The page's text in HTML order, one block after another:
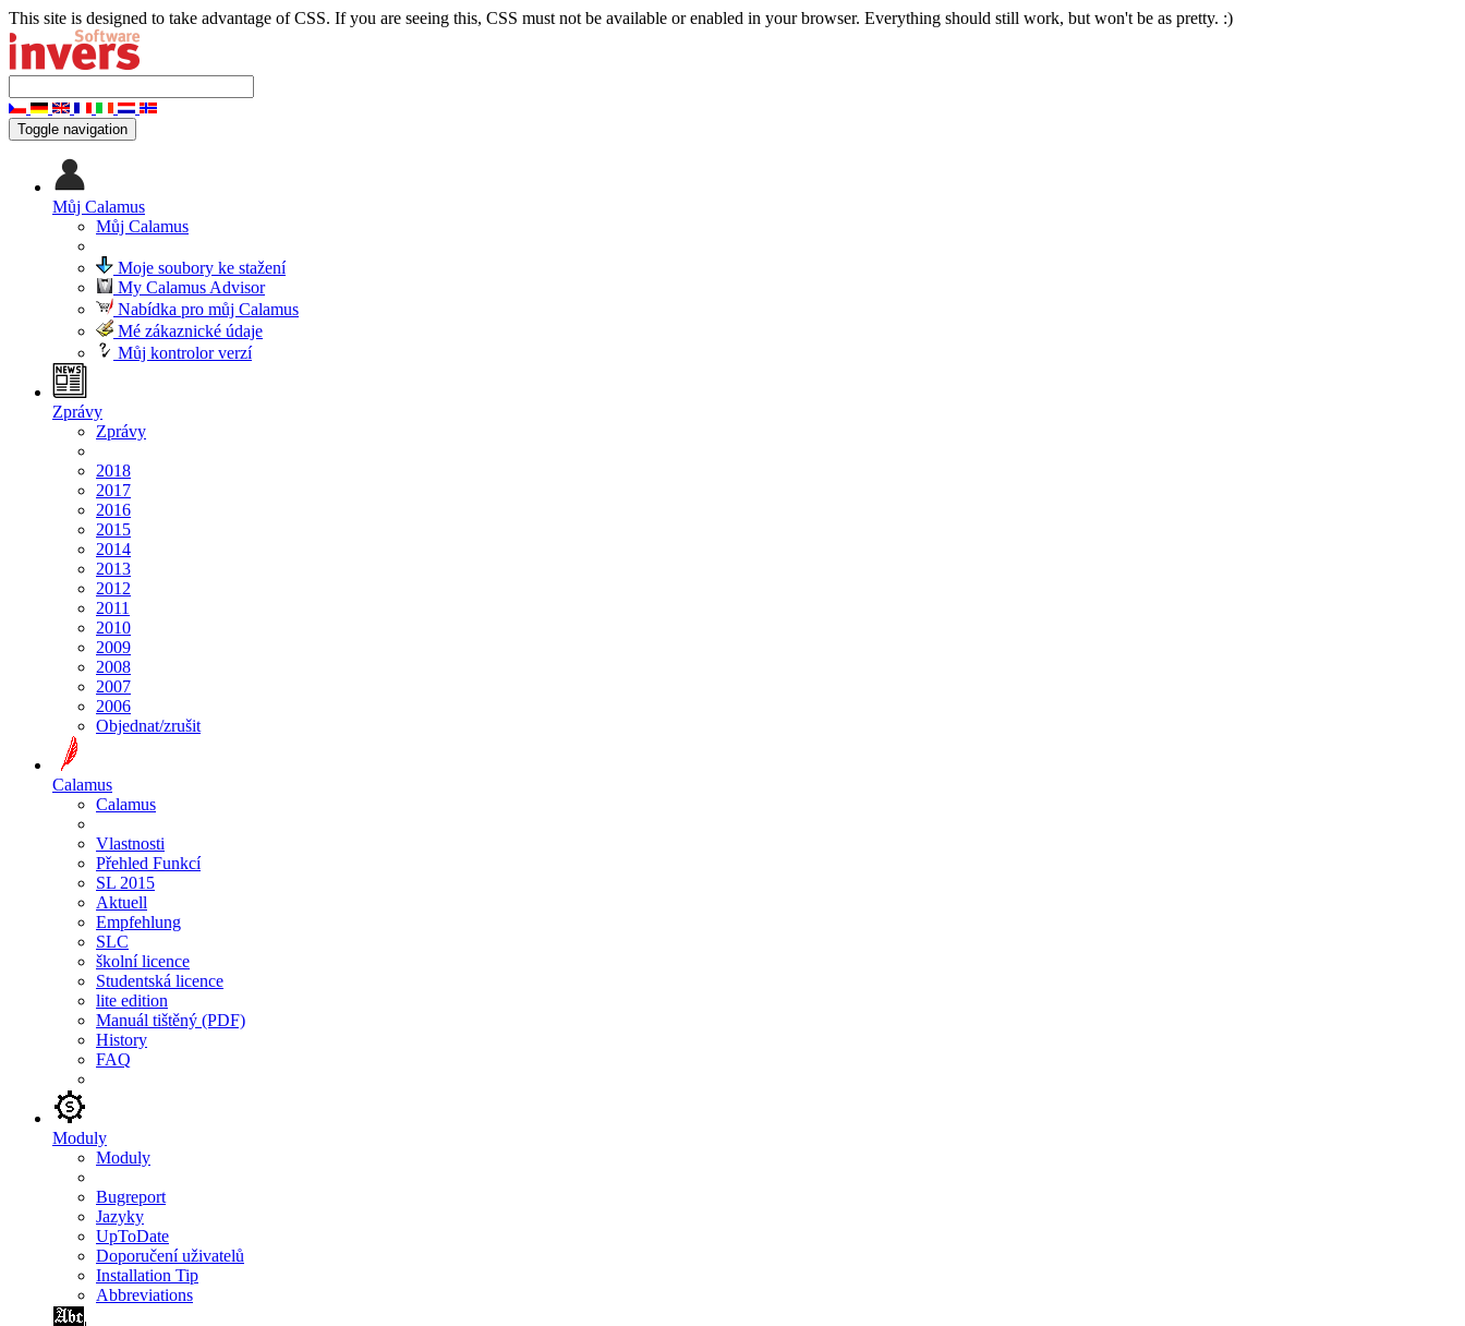
This site is designed to take advantage of CSS. If you are seeing this, CSS must not be available or enabled in your browser. Everything should still work, but won't be as pretty. :)
Toggle navigation
Můj Calamus
Můj Calamus
Moje soubory ke stažení
My Calamus Advisor
Nabídka pro můj Calamus
Mé zákaznické údaje
Můj kontrolor verzí
Zprávy
Zprávy
2018
2017
2016
2015
2014
2013
2012
2011
2010
2009
2008
2007
2006
Objednat/zrušit
Calamus
Calamus
Vlastnosti
Přehled Funkcí
SL 2015
Aktuell
Empfehlung
SLC
školní licence
Studentská licence
lite edition
Manuál tištěný (PDF)
History
FAQ
Moduly
Moduly
Bugreport
Jazyky
UpToDate
Doporučení uživatelů
Installation Tip
Abbreviations